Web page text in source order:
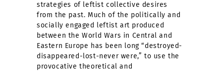
strategies of leftist collective desires
from the past. Much of the politically and
socially engaged leftist art produced
between the World Wars in Central and
Eastern Europe has been long “destroyed-
disappeared-lost-never were,” to use the
provocative theoretical and